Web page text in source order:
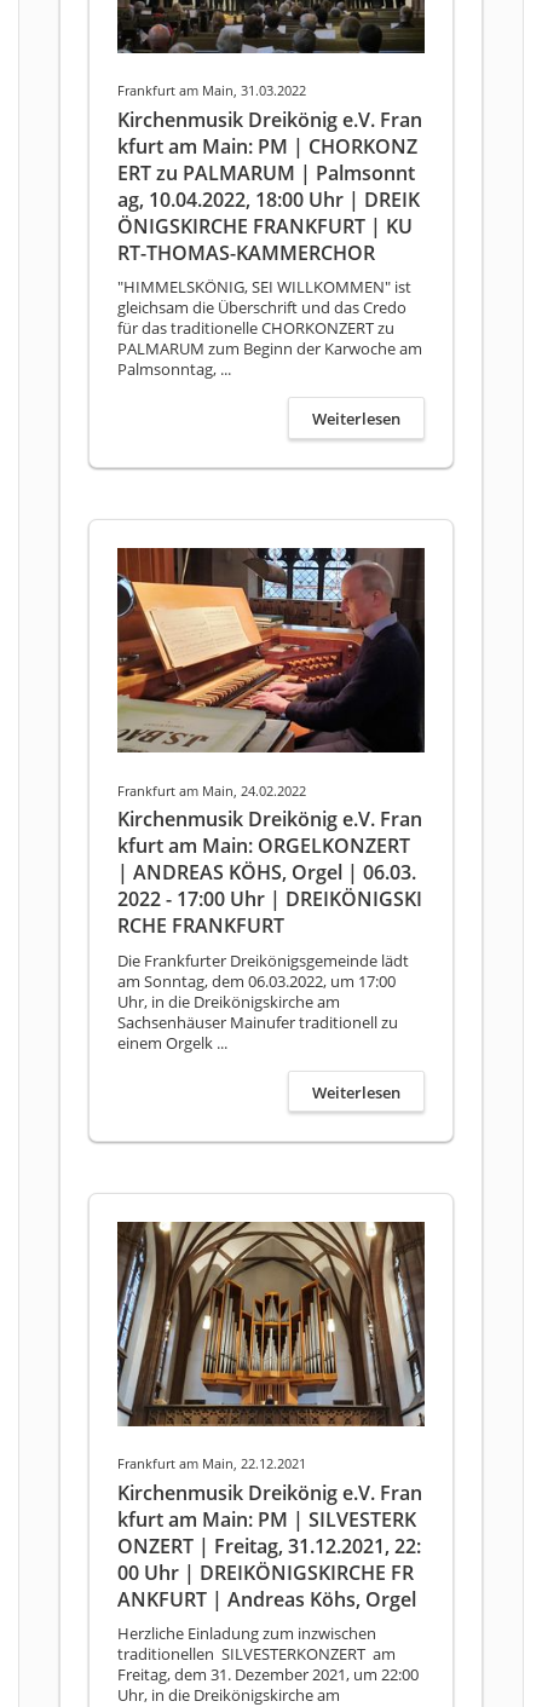
Frankfurt am Main, 31.03.2022
Kirchenmusik Dreikönig e.V. Fran
kfurt am Main: PM | CHORKONZ
ERT zu PALMARUM | Palmsonnt
ag, 10.04.2022, 18:00 Uhr | DREIK
ÖNIGSKIRCHE FRANKFURT | KU
RT-THOMAS-KAMMERCHOR
"HIMMELSKÖNIG, SEI WILLKOMMEN" ist
gleichsam die Überschrift und das Credo
für das traditionelle CHORKONZERT zu
PALMARUM zum Beginn der Karwoche am
Palmsonntag, ...
Weiterlesen
Frankfurt am Main, 24.02.2022
Kirchenmusik Dreikönig e.V. Fran
kfurt am Main: ORGELKONZERT
| ANDREAS KÖHS, Orgel | 06.03.
2022 - 17:00 Uhr | DREIKÖNIGSKI
RCHE FRANKFURT
Die Frankfurter Dreikönigsgemeinde lädt
am Sonntag, dem 06.03.2022, um 17:00
Uhr, in die Dreikönigskirche am
Sachsenhäuser Mainufer traditionell zu
einem Orgelk ...
Weiterlesen
Frankfurt am Main, 22.12.2021
Kirchenmusik Dreikönig e.V. Fran
kfurt am Main: PM | SILVESTERK
ONZERT | Freitag, 31.12.2021, 22:
00 Uhr | DREIKÖNIGSKIRCHE FR
ANKFURT | Andreas Köhs, Orgel
Herzliche Einladung zum inzwischen
traditionellen SILVESTERKONZERT am
Freitag, dem 31. Dezember 2021, um 22:00
Uhr, in die Dreikönigskirche am